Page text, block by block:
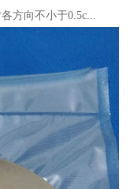
方向不小于0.5c...